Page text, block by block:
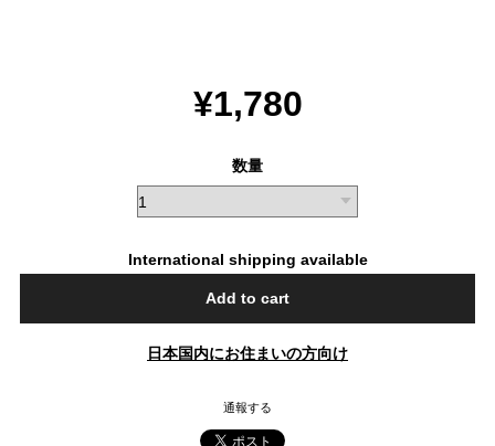
¥1,780
数量
International shipping available
Add to cart
日本国内にお住まいの方向け
通報する